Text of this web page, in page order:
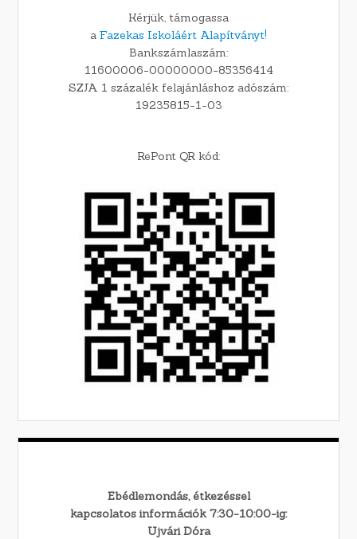
Kérjük, támogassa
a Fazekas Iskoláért Alapítványt!
Bankszámlaszám:
11600006-00000000-85356414
SZJA 1 százalék felajánláshoz adószám:
19235815-1-03
RePont QR kód:
Ebédlemondás, étkezéssel
kapcsolatos információk 7:30-10:00-ig:
Ujvári Dóra